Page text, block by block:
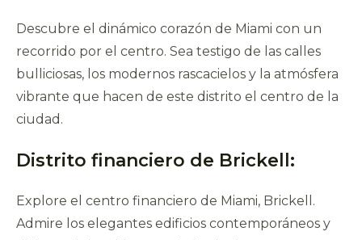
Descubre el dinámico corazón de Miami con un
recorrido por el centro. Sea testigo de las calles
bulliciosas, los modernos rascacielos y la atmósfera
vibrante que hacen de este distrito el centro de la
ciudad.
Distrito financiero de Brickell:
Explore el centro financiero de Miami, Brickell.
Admire los elegantes edificios contemporáneos y